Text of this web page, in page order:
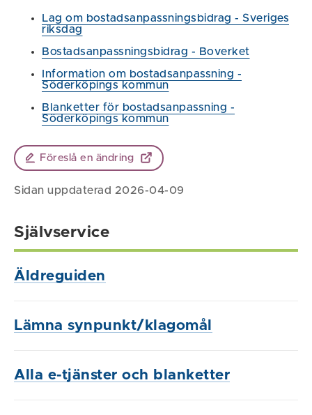
Lag om bostadsanpassningsbidrag - Sveriges
riksdag
Bostadsanpassningsbidrag - Boverket
Information om bostadsanpassning -
Söderköpings kommun
Blanketter för bostadsanpassning -
Söderköpings kommun
Föreslå en ändring
Sidan uppdaterad 2026-04-09
Självservice
Äldreguiden
Lämna synpunkt/klagomål
Alla e-tjänster och blanketter